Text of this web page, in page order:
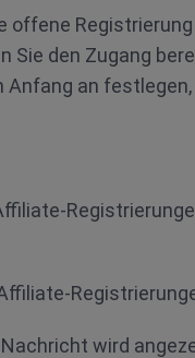
offene
Sie den Zugang
Anfang an
wird